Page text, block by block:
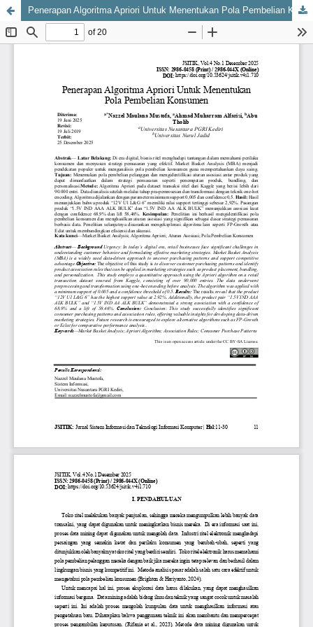
Penerapan Algoritma Apriori Untuk Menentukan Pola Pembelian Konsumen